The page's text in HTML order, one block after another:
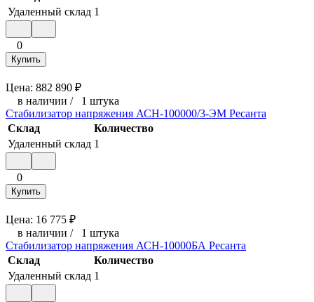
Удаленный склад 1
0
Купить
Цена: 882 890 ₽
в наличии / 1 штука
Стабилизатор напряжения АСН-100000/3-ЭМ Ресанта
Склад
Количество
Удаленный склад 1
0
Купить
Цена: 16 775 ₽
в наличии / 1 штука
Стабилизатор напряжения АСН-10000БА Ресанта
Склад
Количество
Удаленный склад 1